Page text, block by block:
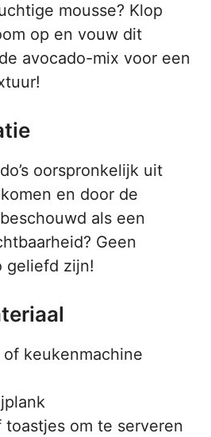
mousse? Klop
op en vouw dit
avocado-mix voor een
oorspronkelijk uit
en door de
als een
Geen
geliefd zijn!
of keukenmachine
toastjes om te serveren